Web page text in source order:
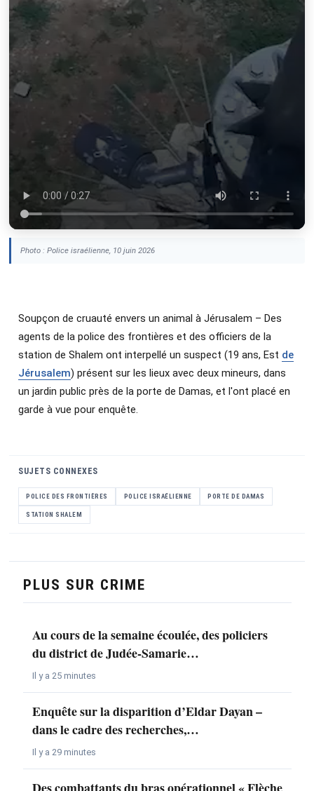
Photo : Police israélienne, 10 juin 2026
Soupçon de cruauté envers un animal à Jérusalem – Des
agents de la police des frontières et des officiers de la
station de Shalem ont interpellé un suspect (19 ans, Est de
Jérusalem) présent sur les lieux avec deux mineurs, dans
un jardin public près de la porte de Damas, et l'ont placé en
garde à vue pour enquête.
SUJETS CONNEXES
POLICE DES FRONTIÈRES POLICE ISRAÉLIENNE PORTE DE DAMAS
STATION SHALEM
PLUS SUR CRIME
Au cours de la semaine écoulée, des policiers
du district de Judée-Samarie…
Il y a 25 minutes
Enquête sur la disparition d’Eldar Dayan –
dans le cadre des recherches,…
Il y a 29 minutes